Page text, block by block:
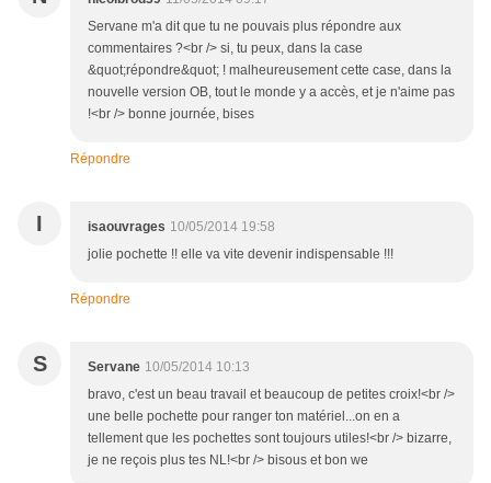
Servane m'a dit que tu ne pouvais plus répondre aux
commentaires ?<br /> si, tu peux, dans la case
&quot;répondre&quot; ! malheureusement cette case, dans la
nouvelle version OB, tout le monde y a accès, et je n'aime pas
!<br /> bonne journée, bises
Répondre
I isaouvrages 10/05/2014 19:58
jolie pochette !! elle va vite devenir indispensable !!!
Répondre
S Servane 10/05/2014 10:13
bravo, c'est un beau travail et beaucoup de petites croix!<br />
une belle pochette pour ranger ton matériel...on en a
tellement que les pochettes sont toujours utiles!<br /> bizarre,
je ne reçois plus tes NL!<br /> bisous et bon we